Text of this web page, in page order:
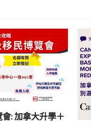
: 加拿大升學＋